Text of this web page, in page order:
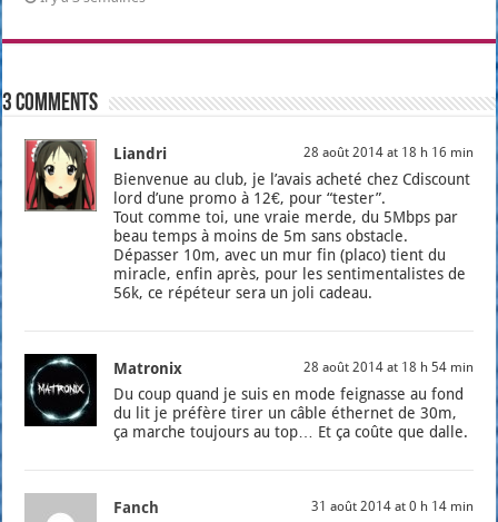
3 comments
Liandri 28 août 2014 at 18 h 16 min
Bien­ve­nue au club, je l’a­vais ache­té chez Cdis­count
lord d’une pro­mo à 12€, pour “tes­ter”.
Tout comme toi, une vraie merde, du 5Mbps par
beau temps à moins de 5m sans obs­tacle.
Dépas­ser 10m, avec un mur fin (pla­co) tient du
miracle, enfin après, pour les sen­ti­men­ta­listes de
56k, ce répé­teur sera un joli cadeau.
Matronix 28 août 2014 at 18 h 54 min
Du coup quand je suis en mode fei­gnasse au fond
du lit je pré­fère tirer un câble éther­net de 30m,
ça marche tou­jours au top… Et ça coûte que dalle.
Fanch 31 août 2014 at 0 h 14 min